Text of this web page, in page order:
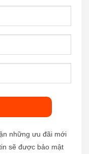
những ưu đãi mới
sẽ được bảo mật